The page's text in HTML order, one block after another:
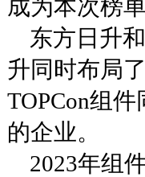
成为本次榜
东方日升
升同时布局
TOPCon组
的企业。
2023年组